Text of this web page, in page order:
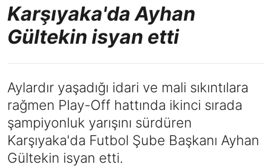
Karşıyaka'da Ayhan
Gültekin isyan etti
Aylardır yaşadığı idari ve mali sıkıntılara
rağmen Play-Off hattında ikinci sırada
şampiyonluk yarışını sürdüren
Karşıyaka'da Futbol Şube Başkanı Ayhan
Gültekin isyan etti.